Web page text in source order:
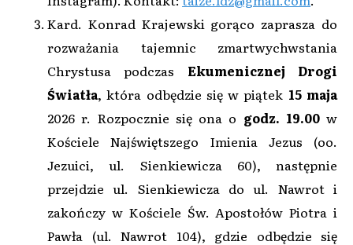
Kard. Konrad Krajewski gorąco zaprasza do
rozważania tajemnic zmartwychwstania
Chrystusa podczas Ekumenicznej Drogi
Światła, która odbędzie się w piątek 15 maja
2026 r. Rozpocznie się ona o godz. 19.00 w
Kościele Najświętszego Imienia Jezus (oo.
Jezuici, ul. Sienkiewicza 60), następnie
przejdzie ul. Sienkiewicza do ul. Nawrot i
zakończy w Kościele Św. Apostołów Piotra i
Pawła (ul. Nawrot 104), gdzie odbędzie się